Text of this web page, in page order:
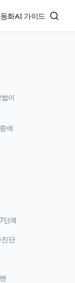
화AI 가이드
이
에
단계
단